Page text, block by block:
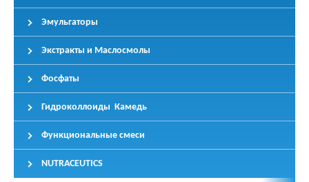
Эмульгаторы
Экстракты и Маслосмолы
Фосфаты
Гидроколлоиды Камедь
Функциональные смеси
NUTRACEUTICS